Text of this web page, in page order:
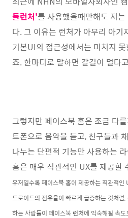
돌런처'를 사용했을때만해도 저
다. 그 이유는 런처가 아무리 아기
기본UI의 접근성에서는 미치지
죠. 한마디로 말하면 갈길이 멀다
그렇지만 페이스북 홈은 조금 다
트폰으로 음악을 듣고, 친구들과
나누는 단편적 기능만 사용하는
홈은 매우 직관적인 UX를 제공할
유저일수록 페이스북 홈이 제공하는 직관적
드로이드의 점유율이 빠르게 급증하는 것처럼
하는 사람들이 페이스북 런처에 익숙해질 속